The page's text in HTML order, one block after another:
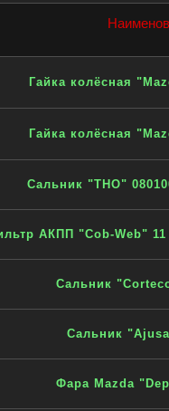
Гайка колёсная
Гайка колёсная
Сальник "THO"
АКПП "Cob-Web" 11
Сальник
Сальник
Фара Mazda